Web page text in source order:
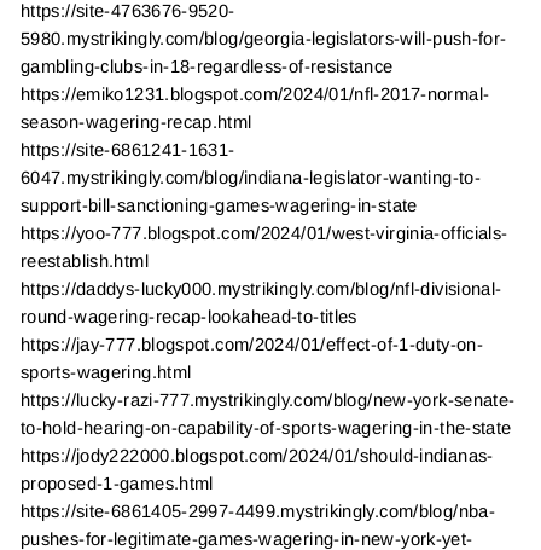
https://site-4763676-9520-
5980.mystrikingly.com/blog/georgia-legislators-will-push-for-
gambling-clubs-in-18-regardless-of-resistance
https://emiko1231.blogspot.com/2024/01/nfl-2017-normal-
season-wagering-recap.html
https://site-6861241-1631-
6047.mystrikingly.com/blog/indiana-legislator-wanting-to-
support-bill-sanctioning-games-wagering-in-state
https://yoo-777.blogspot.com/2024/01/west-virginia-officials-
reestablish.html
https://daddys-lucky000.mystrikingly.com/blog/nfl-divisional-
round-wagering-recap-lookahead-to-titles
https://jay-777.blogspot.com/2024/01/effect-of-1-duty-on-
sports-wagering.html
https://lucky-razi-777.mystrikingly.com/blog/new-york-senate-
to-hold-hearing-on-capability-of-sports-wagering-in-the-state
https://jody222000.blogspot.com/2024/01/should-indianas-
proposed-1-games.html
https://site-6861405-2997-4499.mystrikingly.com/blog/nba-
pushes-for-legitimate-games-wagering-in-new-york-yet-